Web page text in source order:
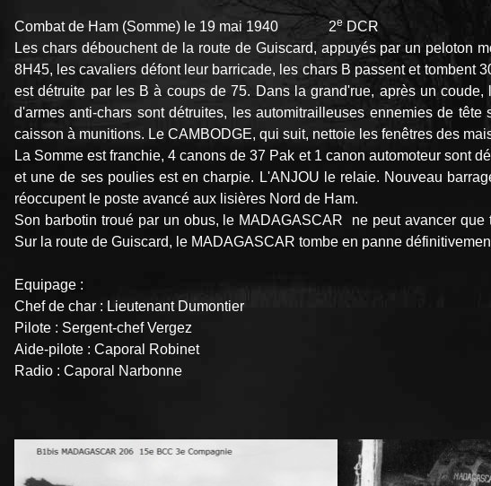
Combat de Ham (Somme) le 19 mai 1940 2eDCR
Les chars débouchent de la route de Guiscard, appuyés par un peloton
8H45, les cavaliers défont leur barricade, les chars B passent et tombent
est détruite par les B à coups de 75. Dans la grand'rue, après un
d'armes anti-chars sont détruites, les automitrailleuses ennemies de
caisson à munitions. Le CAMBODGE, qui suit, nettoie les fenêtres des
La Somme est franchie, 4 canons de 37 Pak et 1 canon automoteur sont
et une de ses poulies est en charpie. L'ANJOU le relaie. Nouveau
réoccupent le poste avancé aux lisières Nord de Ham.
Son barbotin troué par un obus, le MADAGASCAR ne peut avancer
Sur la route de Guiscard, le MADAGASCAR tombe en panne
Equipage :
Chef de char : Lieutenant Dumontier
Pilote : Sergent-chef Vergez
Aide-pilote : Caporal Robinet
Radio : Caporal Narbonne